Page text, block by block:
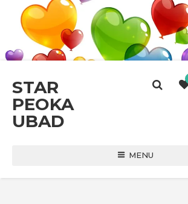
STAR
PEOKA
UBAD
MENU